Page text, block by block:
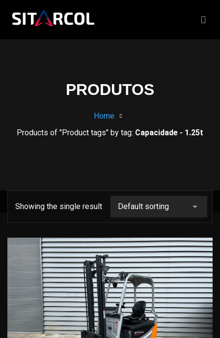
PRODUTOS
Home
Products of "Product tags" by tag: Capacidade - 1.25t
Showing the single result